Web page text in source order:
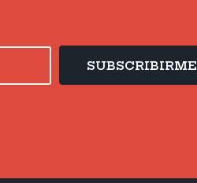
SUBSCRIBIRME